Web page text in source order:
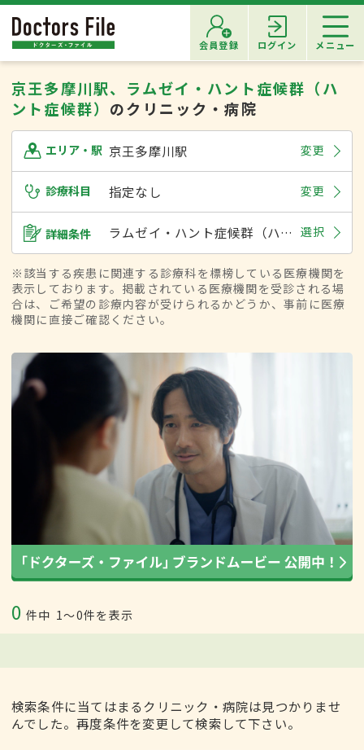
会員登録 ログイン メニュー
京王多摩川駅、ラムゼイ・ハント症候群（ハ
ント症候群） のクリニック・病院
エリア・駅 京王多摩川駅 変更
診療科目 指定なし 変更
詳細条件 ラムゼイ・ハント症候群（ハント症候群） 選択
※該当する疾患に関連する診療科を標榜している医療機関を
表示しております。掲載されている医療機関を受診される場
合は、ご希望の診療内容が受けられるかどうか、事前に医療
機関に直接ご確認ください。
0 件中 1〜0件を表示
検索条件に当てはまるクリニック・病院は見つかりませ
んでした。再度条件を変更して検索して下さい。